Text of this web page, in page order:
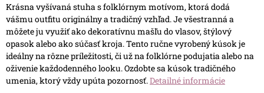
Krásna vyšívaná stuha s folklórnym motívom, ktorá dodá
vášmu outfitu originálny a tradičný vzhľad. Je všestranná a
môžete ju využiť ako dekoratívnu mašľu do vlasov, štýlový
opasok alebo ako súčasť kroja. Tento ručne vyrobený kúsok je
ideálny na rôzne príležitosti, či už na folklórne podujatia alebo na
oživenie každodenného looku. Ozdobte sa kúsok tradičného
umenia, ktorý vždy upúta pozornosť.Detailné informácie